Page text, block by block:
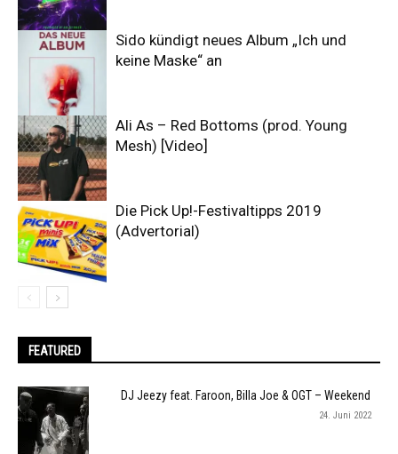
Sido kündigt neues Album „Ich und
keine Maske“ an
Ali As – Red Bottoms (prod. Young
Mesh) [Video]
Die Pick Up!-Festivaltipps 2019
(Advertorial)
FEATURED
DJ Jeezy feat. Faroon, Billa Joe & OGT – Weekend
24. Juni 2022